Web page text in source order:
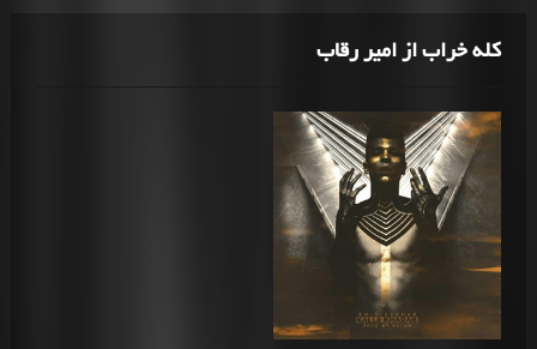
کله خراب از امیر رقاب